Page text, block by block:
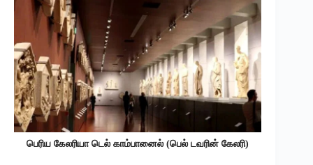
பெரிய கேலரியா டெல் காம்பானைல் (பெல் டவரின் கேலரி)